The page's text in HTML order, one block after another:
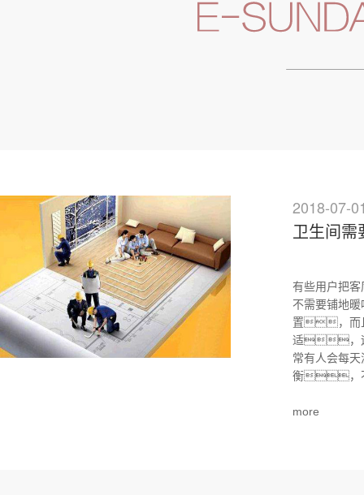
2018-07-
卫生间需
有些用户把
不需要铺地
置，而
适，
常有人会每
衡，
more